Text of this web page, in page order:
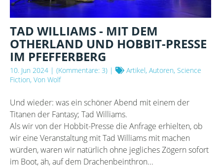
TAD WILLIAMS - MIT DEM
OTHERLAND UND HOBBIT-PRESSE
IM PFEFFERBERG
10. Jun 2024 | (Kommentare: 3) |
Artikel, Autoren, Science
Fiction, Von Wolf
Und wieder: was ein schöner Abend mit einem der
Titanen der Fantasy; Tad Williams.
Als wir von der Hobbit-Presse die Anfrage erhielten, ob
wir eine Veranstaltung mit Tad Williams mit machen
würden, waren wir natürlich ohne jegliches Zögern sofort
im Boot, äh, auf dem Drachenbeinthron...